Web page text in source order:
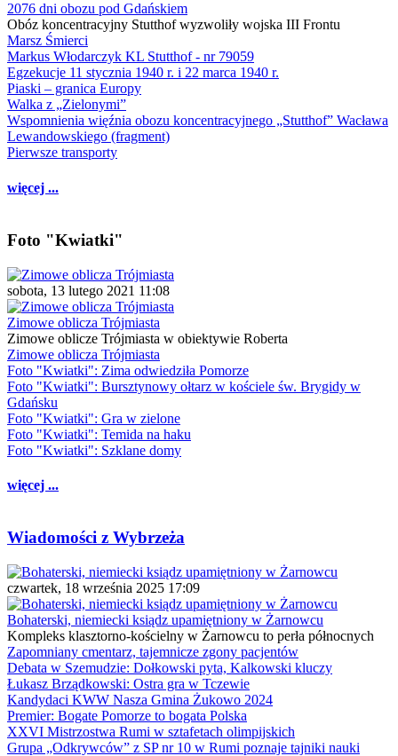
2076 dni obozu pod Gdańskiem
Obóz koncentracyjny Stutthof wyzwoliły wojska III Frontu
Marsz Śmierci
Markus Włodarczyk KL Stutthof - nr 79059
Egzekucje 11 stycznia 1940 r. i 22 marca 1940 r.
Piaski – granica Europy
Walka z „Zielonymi”
Wspomnienia więźnia obozu koncentracyjnego „Stutthof” Wacława
Lewandowskiego (fragment)
Pierwsze transporty
więcej ...
Foto "Kwiatki"
sobota, 13 lutego 2021 11:08
Zimowe oblicza Trójmiasta
Zimowe oblicze Trójmiasta w obiektywie Roberta
Zimowe oblicza Trójmiasta
Foto "Kwiatki": Zima odwiedziła Pomorze
Foto "Kwiatki": Bursztynowy ołtarz w kościele św. Brygidy w
Gdańsku
Foto "Kwiatki": Gra w zielone
Foto "Kwiatki": Temida na haku
Foto "Kwiatki": Szklane domy
więcej ...
Wiadomości z Wybrzeża
czwartek, 18 września 2025 17:09
Bohaterski, niemiecki ksiądz upamiętniony w Żarnowcu
Kompleks klasztorno-kościelny w Żarnowcu to perła północnych
Zapomniany cmentarz, tajemnicze zgony pacjentów
Debata w Szemudzie: Dołkowski pyta, Kalkowski kluczy
Łukasz Brządkowski: Ostra gra w Tczewie
Kandydaci KWW Nasza Gmina Żukowo 2024
Premier: Bogate Pomorze to bogata Polska
XXVI Mistrzostwa Rumi w sztafetach olimpijskich
Grupa „Odkrywców” z SP nr 10 w Rumi poznaje tajniki nauki